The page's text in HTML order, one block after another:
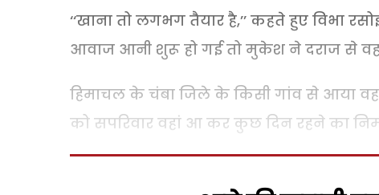
‘‘खाना तो लगभग तैयार है,’’ कहते हुए विभा
आवाज आनी शुरू हो गई तो मुकेश ने दराज से
हिमाचल के चंबा जिले के किसी गांव से आया वह
को सपरिवार वहां आ कर कुछ दिन रहने का